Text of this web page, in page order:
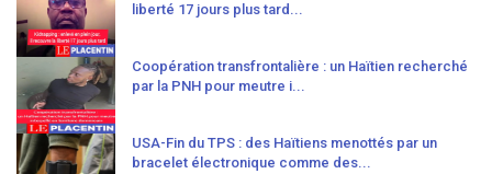
liberté 17 jours plus tard...
Coopération transfrontalière : un Haïtien recherché
par la PNH pour meutre i...
USA-Fin du TPS : des Haïtiens menottés par un
bracelet électronique comme des...